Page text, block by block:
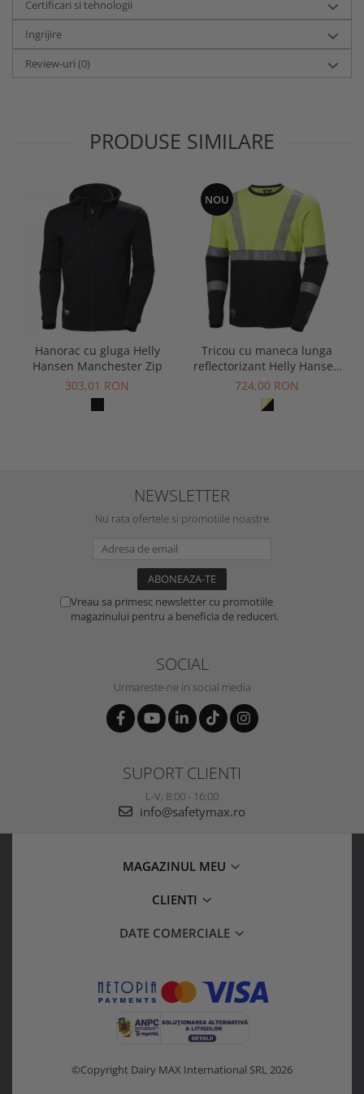
Certificari si tehnologii
Ingrijire
Review-uri (0)
PRODUSE SIMILARE
Hanorac cu gluga Helly
Hansen Manchester Zip
303,01 RON
NOU
Tricou cu maneca lunga
reflectorizant Helly Hansen
Fyre Longsleeve CL1
724,00 RON
NEWSLETTER
Nu rata ofertele si promotiile noastre
Vreau sa primesc newsletter cu promotiile
magazinului pentru a beneficia de reduceri.
SOCIAL
Urmareste-ne in social media
SUPORT CLIENTI
L-V, 8:00 - 16:00
info@safetymax.ro
MAGAZINUL MEU
CLIENTI
DATE COMERCIALE
©Copyright Dairy MAX International SRL 2026